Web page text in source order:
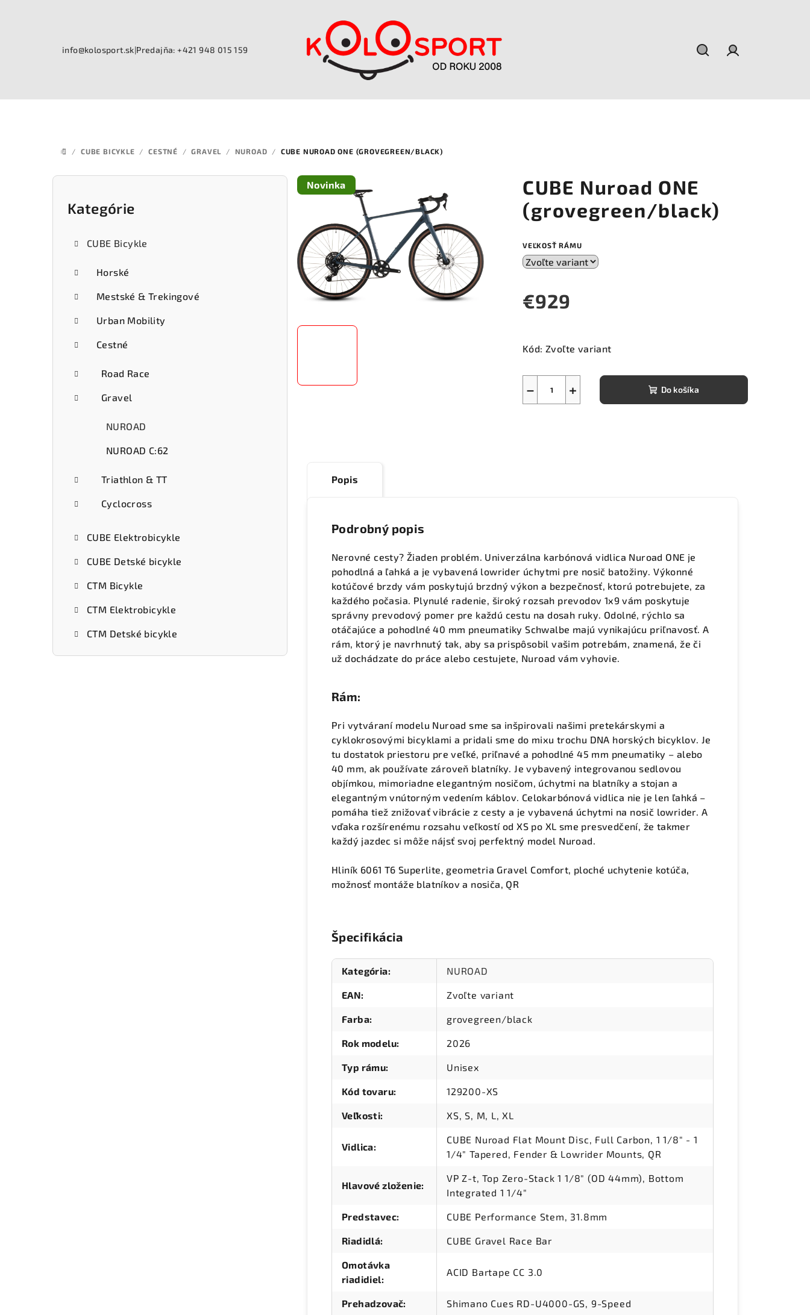
info@kolosport.sk|Predajňa: +421 948 015 159
DOMOV
/ CUBE BICYKLE / CESTNÉ / GRAVEL / NUROAD / CUBE NUROAD ONE (GROVEGREEN/BLACK)
Preskočiť
Kategórie
CUBE Bicykle
Horské
Mestské & Trekingové
Urban Mobility
Cestné
Road Race
Gravel
NUROAD
NUROAD C:62
Triathlon & TT
Cyclocross
CUBE Elektrobicykle
CUBE Detské bicykle
CTM Bicykle
CTM Elektrobicykle
CTM Detské bicykle
CUBE Nuroad ONE
(grovegreen/black)
VEĽKOSŤ RÁMU
€929
cena:
Kód: Zvoľte variant
+
− Do košíka
Novinka
Popis
Podrobný popis
Nerovné cesty? Žiaden problém. Univerzálna karbónová vidlica Nuroad ONE je
pohodlná a ľahká a je vybavená lowrider úchytmi pre nosič batožiny. Výkonné
kotúčové brzdy vám poskytujú brzdný výkon a bezpečnosť, ktorú potrebujete, za
každého počasia. Plynulé radenie, široký rozsah prevodov 1x9 vám poskytuje
správny prevodový pomer pre každú cestu na dosah ruky. Odolné, rýchlo sa
otáčajúce a pohodlné 40 mm pneumatiky Schwalbe majú vynikajúcu priľnavosť. A
rám, ktorý je navrhnutý tak, aby sa prispôsobil vašim potrebám, znamená, že či
už dochádzate do práce alebo cestujete, Nuroad vám vyhovie.
Rám:
Pri vytváraní modelu Nuroad sme sa inšpirovali našimi pretekárskymi a
cyklokrosovými bicyklami a pridali sme do mixu trochu DNA horských bicyklov. Je
tu dostatok priestoru pre veľké, priľnavé a pohodlné 45 mm pneumatiky – alebo
40 mm, ak používate zároveň blatníky. Je vybavený integrovanou sedlovou
objímkou, mimoriadne elegantným nosičom, úchytmi na blatníky a stojan a
elegantným vnútorným vedením káblov. Celokarbónová vidlica nie je len ľahká –
pomáha tiež znižovať vibrácie z cesty a je vybavená úchytmi na nosič lowrider. A
vďaka rozšírenému rozsahu veľkostí od XS po XL sme presvedčení, že takmer
každý jazdec si môže nájsť svoj perfektný model Nuroad.
Hliník 6061 T6 Superlite, geometria Gravel Comfort, ploché uchytenie kotúča,
možnosť montáže blatníkov a nosiča, QR
Špecifikácia
Kategória: NUROAD
EAN: Zvoľte variant
Farba: grovegreen/black
Rok modelu: 2026
Typ rámu: Unisex
Kód tovaru: 129200-XS
Veľkosti: XS, S, M, L, XL
Vidlica:
CUBE Nuroad Flat Mount Disc, Full Carbon, 1 1/8" - 1
1/4" Tapered, Fender & Lowrider Mounts, QR
Hlavové zloženie:
VP Z-t, Top Zero-Stack 1 1/8" (OD 44mm), Bottom
Integrated 1 1/4"
Predstavec: CUBE Performance Stem, 31.8mm
Riadidlá: CUBE Gravel Race Bar
Omotávka
riadidiel:
ACID Bartape CC 3.0
Prehadzovač: Shimano Cues RD-U4000-GS, 9-Speed